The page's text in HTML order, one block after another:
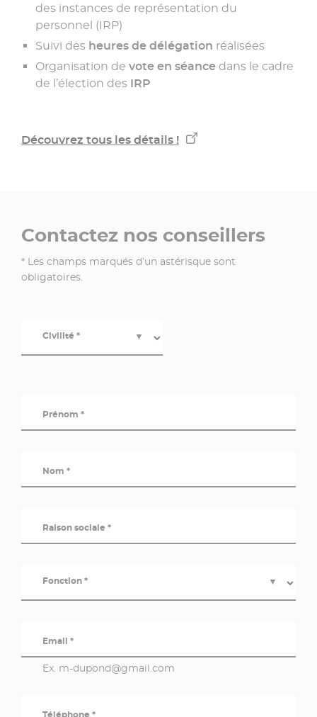
des instances de représentation du
personnel (IRP)
Suivi des heures de délégation réalisées
Organisation de vote en séance dans le cadre
de l’élection des IRP
Découvrez tous les détails !
Contactez nos conseillers
* Les champs marqués d’un astérisque sont
obligatoires.
Civilité * ▼
Prénom *
Nom *
Raison sociale *
Fonction * ▼
Email *
Ex. m-dupond@gmail.com
Téléphone *